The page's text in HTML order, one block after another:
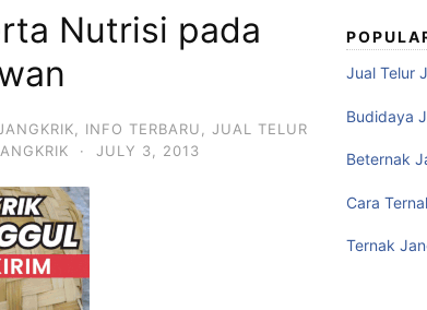
Nutrisi pada
INFO TERBARU
JUAL TELUR
· JULY 3, 2013
Jual Telur
Budidaya
Beternak
Cara
Ternak